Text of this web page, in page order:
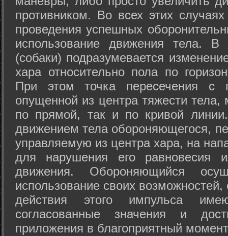
противником. Во всех этих
проведения успешных
использование движения тела.
(собаки) подразумевается
хара относительно пола по
При этом точка пересечения с
опущенной из центра тяжести
по прямой, так и по кривой
движением тела обороняющегося,
управляемую из центра хара, на
для нарушения его равновесия
движения. Обороняющийся
использование своих
действия этого импульса
согласованные значения и
приложения в благоприятный